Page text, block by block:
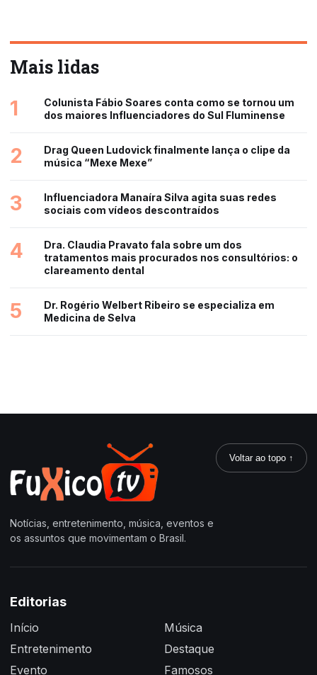
Mais lidas
1
Colunista Fábio Soares conta como se tornou um
dos maiores Influenciadores do Sul Fluminense
2
Drag Queen Ludovick finalmente lança o clipe da
música “Mexe Mexe”
3
Influenciadora Manaíra Silva agita suas redes
sociais com vídeos descontraídos
4
Dra. Claudia Pravato fala sobre um dos
tratamentos mais procurados nos consultórios: o
clareamento dental
5
Dr. Rogério Welbert Ribeiro se especializa em
Medicina de Selva
Notícias, entretenimento, música, eventos e
os assuntos que movimentam o Brasil.
Voltar ao topo ↑
Editorias
Início
Entretenimento
Evento
Música
Destaque
Famosos